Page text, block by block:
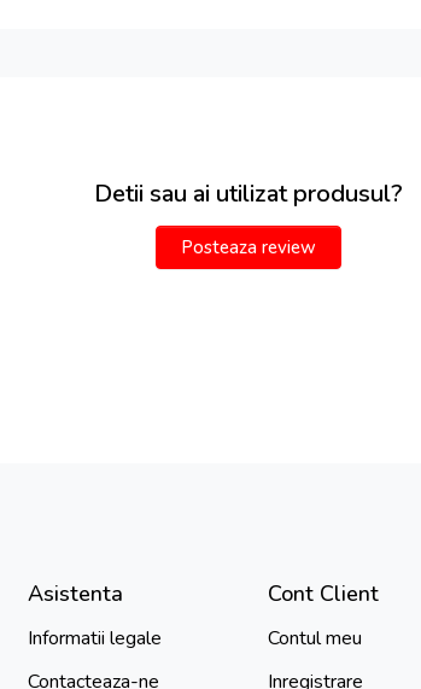
Detii sau ai utilizat produsul?
Posteaza review
Asistenta
Informatii legale
Contacteaza-ne
Cont Client
Contul meu
Inregistrare